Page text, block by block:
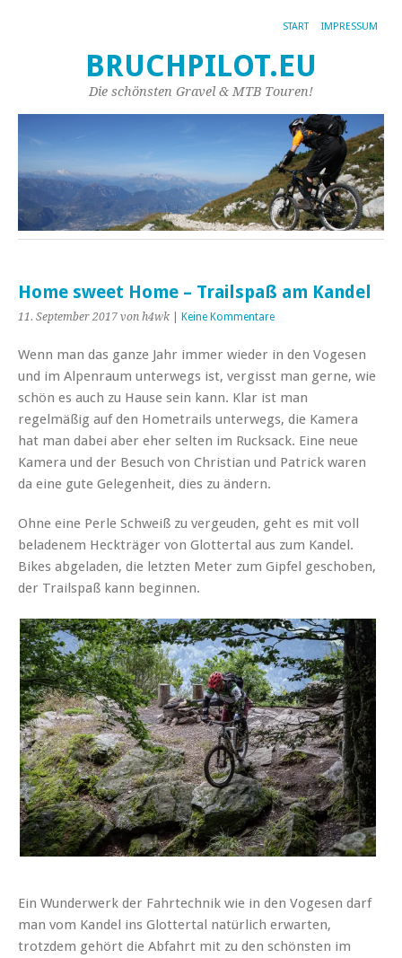
START IMPRESSUM
BRUCHPILOT.EU
Die schönsten Gravel & MTB Touren!
Home sweet Home – Trailspaß am Kandel
11. September 2017 von h4wk Keine Kommentare
Wenn man das ganze Jahr immer wieder in den Vogesen
und im Alpenraum unterwegs ist, vergisst man gerne, wie
schön es auch zu Hause sein kann. Klar ist man
regelmäßig auf den Hometrails unterwegs, die Kamera
hat man dabei aber eher selten im Rucksack. Eine neue
Kamera und der Besuch von Christian und Patrick waren
da eine gute Gelegenheit, dies zu ändern.
Ohne eine Perle Schweiß zu vergeuden, geht es mit voll
beladenem Heckträger von Glottertal aus zum Kandel.
Bikes abgeladen, die letzten Meter zum Gipfel geschoben,
der Trailspaß kann beginnen.
Ein Wunderwerk der Fahrtechnik wie in den Vogesen darf
man vom Kandel ins Glottertal natürlich erwarten,
trotzdem gehört die Abfahrt mit zu den schönsten im